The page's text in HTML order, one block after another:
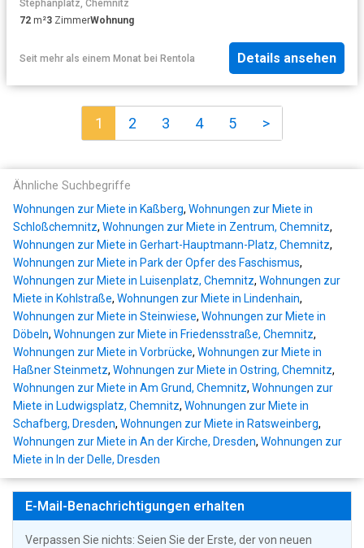
Stephanplatz, Chemnitz
72 m²3 ZimmerWohnung
Seit mehr als einem Monat bei Rentola Details ansehen
1 2 3 4 5 >
Ähnliche Suchbegriffe
Wohnungen zur Miete in Kaßberg, Wohnungen zur Miete in
Schloßchemnitz, Wohnungen zur Miete in Zentrum, Chemnitz,
Wohnungen zur Miete in Gerhart-Hauptmann-Platz, Chemnitz,
Wohnungen zur Miete in Park der Opfer des Faschismus,
Wohnungen zur Miete in Luisenplatz, Chemnitz, Wohnungen zur
Miete in Kohlstraße, Wohnungen zur Miete in Lindenhain,
Wohnungen zur Miete in Steinwiese, Wohnungen zur Miete in
Döbeln, Wohnungen zur Miete in Friedensstraße, Chemnitz,
Wohnungen zur Miete in Vorbrücke, Wohnungen zur Miete in
Haßner Steinmetz, Wohnungen zur Miete in Ostring, Chemnitz,
Wohnungen zur Miete in Am Grund, Chemnitz, Wohnungen zur
Miete in Ludwigsplatz, Chemnitz, Wohnungen zur Miete in
Schafberg, Dresden, Wohnungen zur Miete in Ratsweinberg,
Wohnungen zur Miete in An der Kirche, Dresden, Wohnungen zur
Miete in In der Delle, Dresden
E-Mail-Benachrichtigungen erhalten
Verpassen Sie nichts: Seien Sie der Erste, der von neuen